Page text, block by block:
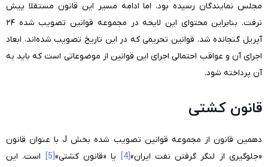
مجلس نمایندگان رسیده بود، اما ادامه مسیر این قانون مستقلا پیش
نرفت. بنابراین محتوای این لایحه در مجموعه قوانین تصویب شده ۲۴
آپریل گنجانده شد. قوانین تحریمی که در این تاریخ تصویب شده‌اند، ابعاد
اجرای آن و عواقب احتمالی اجرای این قوانین از موضوعاتی است که باید به
آن پرداخته شود.
قانون کشتی
دهمین قانون از مجموعه قوانین تصویب شده بخش J با عنوان قانون
«جلوگیری از لنگر گرفتن نفت ایران»[4] یا «قانون کشتی»[5]
است. این